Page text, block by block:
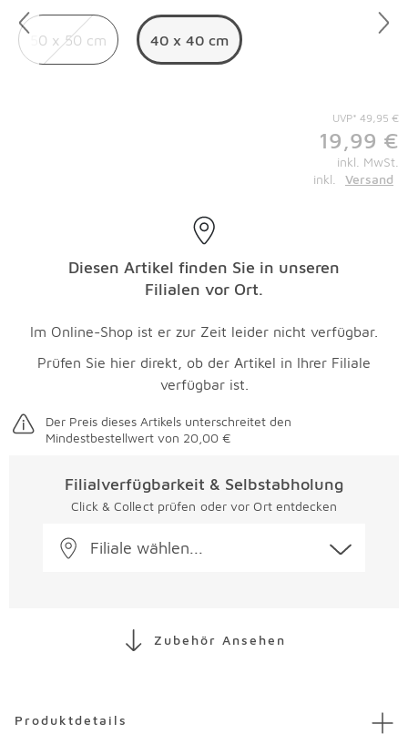
50 x 50 cm 40 x 40 cm
UVP* 49,95 €
19,99 €
inkl. MwSt.
inkl.
Versand
Diesen Artikel finden Sie in unseren
Filialen vor Ort.
Im Online-Shop ist er zur Zeit leider nicht verfügbar.
Prüfen Sie hier direkt, ob der Artikel in Ihrer Filiale
verfügbar ist.
Der Preis dieses Artikels unterschreitet den
Mindestbestellwert von 20,00 €
Filialverfügbarkeit & Selbstabholung
Click & Collect prüfen oder vor Ort entdecken
Filiale wählen...
Zubehör Ansehen
Produktdetails